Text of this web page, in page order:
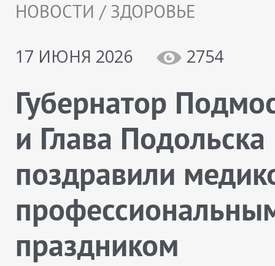
НОВОСТИ / ЗДОРОВЬЕ
17 ИЮНЯ 2026
2754
Губернатор
и Глава Подольска
поздравили
праздником